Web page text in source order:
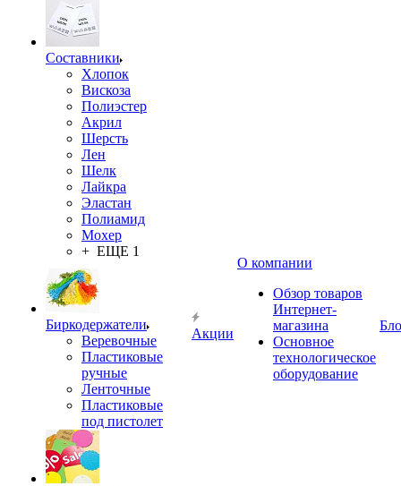
Составники
Хлопок
Вискоза
Полиэстер
Акрил
Шерсть
Лен
Шелк
Лайкра
Эластан
Полиамид
Мохер
+ ЕЩЕ 1
Биркодержатели
Веревочные
Пластиковые
ручные
Ленточные
Пластиковые
под пистолет
Акции
О компании
Обзор товаров
Интернет-
магазина
Основное
технологическое
оборудование